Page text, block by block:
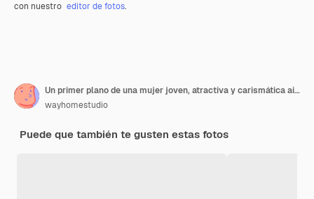
con nuestro editor de fotos.
Un primer plano de una mujer joven, atractiva y carismática aislada.
wayhomestudio
Puede que también te gusten estas fotos